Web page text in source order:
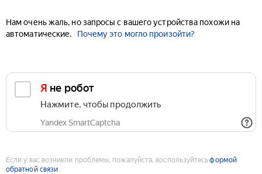
Нам очень жаль, но запросы с вашего устройства похожи на
автоматические.
Почему это могло произойти?
Я не робот
Нажмите, чтобы продолжить
Yandex SmartCaptcha
Если у вас возникли проблемы, пожалуйста, воспользуйтесьформой
обратной связи